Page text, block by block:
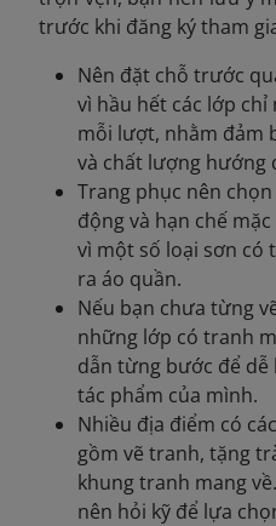
trước khi đăng ký tham
Nên đặt chỗ trước
vì hầu hết các lớp
mỗi lượt, nhằm đảm
và chất lượng hướng
Trang phục nên
động và hạn chế
vì một số loại sơn có
ra áo quần.
Nếu bạn chưa từng
những lớp có tranh
dẫn từng bước để
tác phẩm của mình.
Nhiều địa điểm có
gồm vẽ tranh, tặng
khung tranh mang
nên hỏi kỹ để lựa